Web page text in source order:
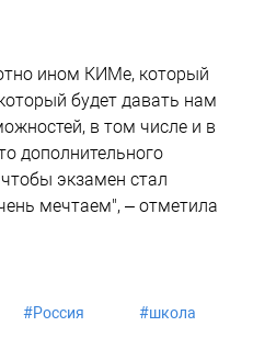
ином КИМе, который
будет давать нам
в том числе и в
дополнительного
экзамен стал
мечтаем", – отметила
#Россия #школа